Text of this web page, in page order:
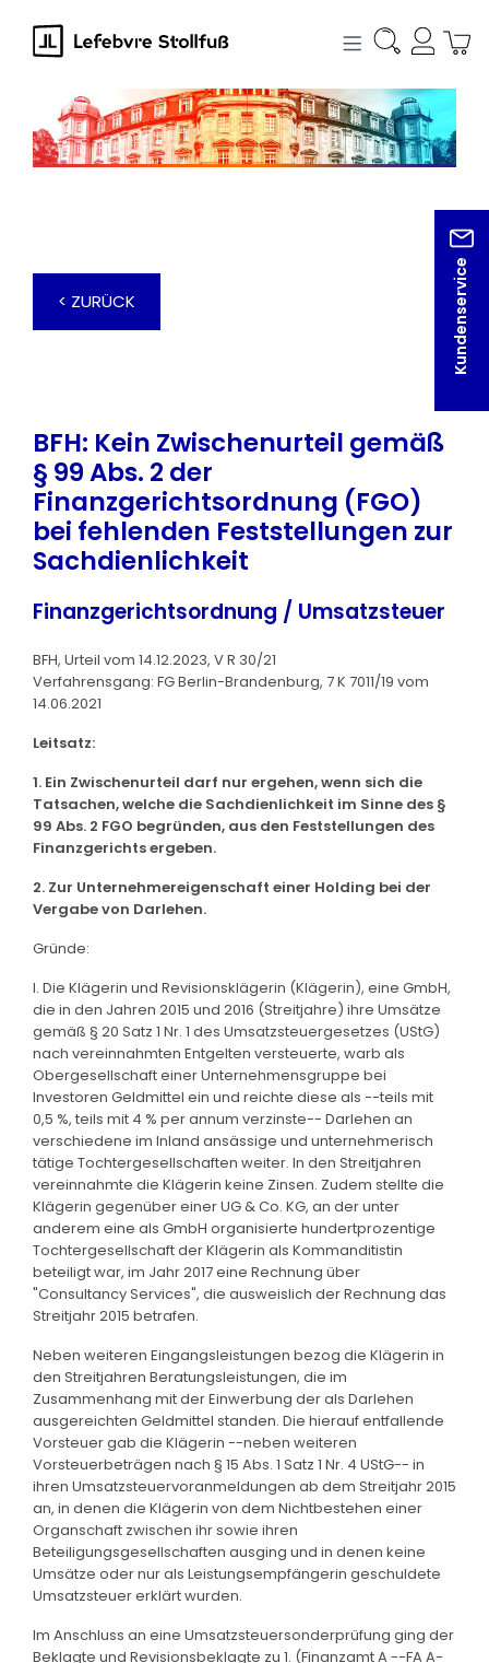
springen
Kundenservice
< ZURÜCK
BFH: Kein Zwischenurteil gemäß
§ 99 Abs. 2 der
Finanzgerichtsordnung (FGO)
bei fehlenden Feststellungen zur
Sachdienlichkeit
Finanzgerichtsordnung / Umsatzsteuer
BFH, Urteil vom 14.12.2023, V R 30/21
Verfahrensgang: FG Berlin-Brandenburg, 7 K 7011/19 vom
14.06.2021
Leitsatz:
1. Ein Zwischenurteil darf nur ergehen, wenn sich die
Tatsachen, welche die Sachdienlichkeit im Sinne des §
99 Abs. 2 FGO begründen, aus den Feststellungen des
Finanzgerichts ergeben.
2. Zur Unternehmereigenschaft einer Holding bei der
Vergabe von Darlehen.
Gründe:
I. Die Klägerin und Revisionsklägerin (Klägerin), eine GmbH,
die in den Jahren 2015 und 2016 (Streitjahre) ihre Umsätze
gemäß § 20 Satz 1 Nr. 1 des Umsatzsteuergesetzes (UStG)
nach vereinnahmten Entgelten versteuerte, warb als
Obergesellschaft einer Unternehmensgruppe bei
Investoren Geldmittel ein und reichte diese als --teils mit
0,5 %, teils mit 4 % per annum verzinste-- Darlehen an
verschiedene im Inland ansässige und unternehmerisch
tätige Tochtergesellschaften weiter. In den Streitjahren
vereinnahmte die Klägerin keine Zinsen. Zudem stellte die
Klägerin gegenüber einer UG & Co. KG, an der unter
anderem eine als GmbH organisierte hundertprozentige
Tochtergesellschaft der Klägerin als Kommanditistin
beteiligt war, im Jahr 2017 eine Rechnung über
"Consultancy Services", die ausweislich der Rechnung das
Streitjahr 2015 betrafen.
Neben weiteren Eingangsleistungen bezog die Klägerin in
den Streitjahren Beratungsleistungen, die im
Zusammenhang mit der Einwerbung der als Darlehen
ausgereichten Geldmittel standen. Die hierauf entfallende
Vorsteuer gab die Klägerin --neben weiteren
Vorsteuerbeträgen nach § 15 Abs. 1 Satz 1 Nr. 4 UStG-- in
ihren Umsatzsteuervoranmeldungen ab dem Streitjahr 2015
an, in denen die Klägerin von dem Nichtbestehen einer
Organschaft zwischen ihr sowie ihren
Beteiligungsgesellschaften ausging und in denen keine
Umsätze oder nur als Leistungsempfängerin geschuldete
Umsatzsteuer erklärt wurden.
Im Anschluss an eine Umsatzsteuersonderprüfung ging der
Beklagte und Revisionsbeklagte zu 1. (Finanzamt A --FA A-